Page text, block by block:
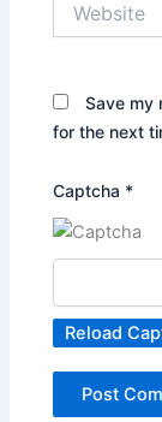
Save my
for the next
Captcha *
Reload